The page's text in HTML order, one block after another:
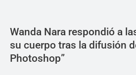
Wanda Nara respondió a
su cuerpo tras la difusión
Photoshop”